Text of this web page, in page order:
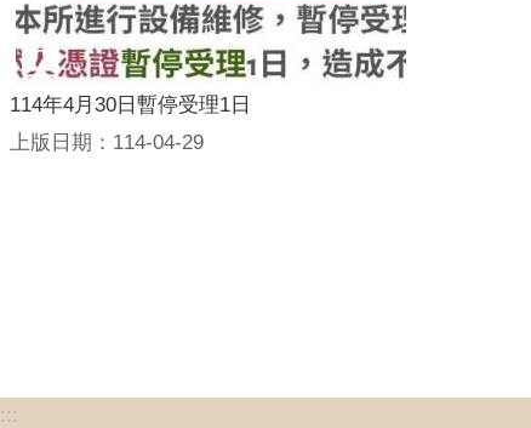
114年4月30日暫停受理1日
上版日期：114-04-29
:::